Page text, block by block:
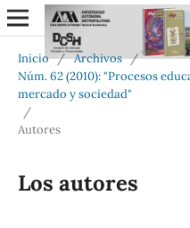
Inicio / Archivos /
Núm. 62 (2010): "Procesos
mercado y sociedad"
/
Autores
Los autores